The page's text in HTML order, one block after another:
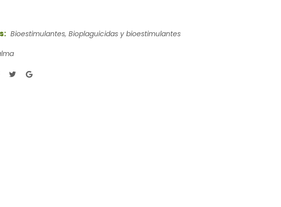
Bioestimulantes, Bioplaguicidas y bioestimulantes